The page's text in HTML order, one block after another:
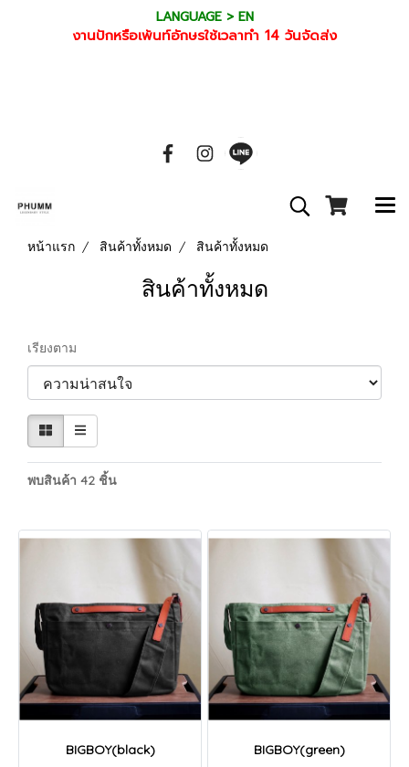
LANGUAGE > EN
งานปักหรือเพ้นท์อักษรใช้เวลาทำ 14 วันจัดส่ง
หน้าแรก สินค้าทั้งหมด สินค้าทั้งหมด
สินค้าทั้งหมด
เรียงตาม
พบสินค้า 42 ชิ้น
BIGBOY(black) BIGBOY(green)